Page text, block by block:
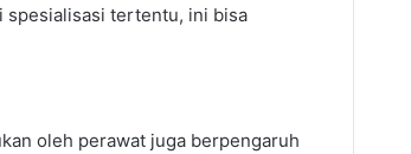
spesialisasi tertentu, ini bisa
oleh perawat juga berpengaruh